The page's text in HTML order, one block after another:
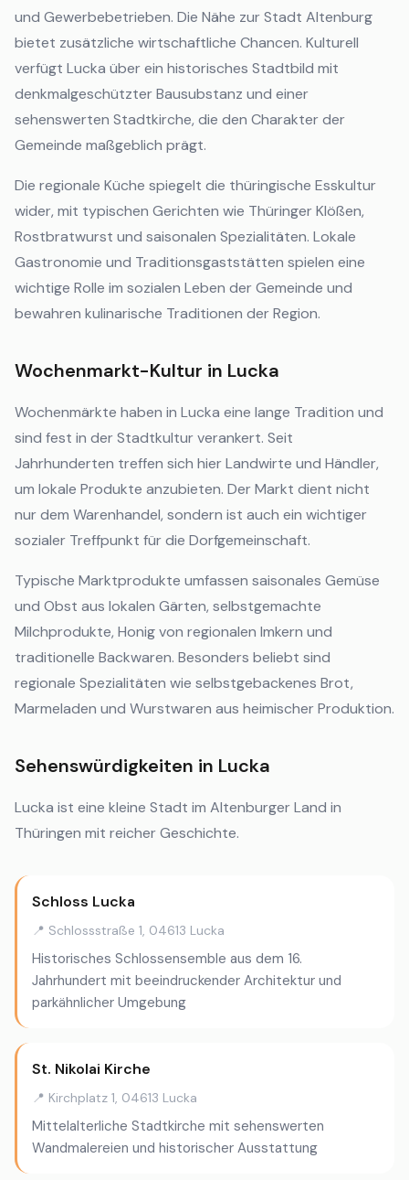
und Gewerbebetrieben. Die Nähe zur Stadt Altenburg
bietet zusätzliche wirtschaftliche Chancen. Kulturell
verfügt Lucka über ein historisches Stadtbild mit
denkmalgeschützter Bausubstanz und einer
sehenswerten Stadtkirche, die den Charakter der
Gemeinde maßgeblich prägt.
Die regionale Küche spiegelt die thüringische Esskultur
wider, mit typischen Gerichten wie Thüringer Klößen,
Rostbratwurst und saisonalen Spezialitäten. Lokale
Gastronomie und Traditionsgaststätten spielen eine
wichtige Rolle im sozialen Leben der Gemeinde und
bewahren kulinarische Traditionen der Region.
Wochenmarkt-Kultur in Lucka
Wochenmärkte haben in Lucka eine lange Tradition und
sind fest in der Stadtkultur verankert. Seit
Jahrhunderten treffen sich hier Landwirte und Händler,
um lokale Produkte anzubieten. Der Markt dient nicht
nur dem Warenhandel, sondern ist auch ein wichtiger
sozialer Treffpunkt für die Dorfgemeinschaft.
Typische Marktprodukte umfassen saisonales Gemüse
und Obst aus lokalen Gärten, selbstgemachte
Milchprodukte, Honig von regionalen Imkern und
traditionelle Backwaren. Besonders beliebt sind
regionale Spezialitäten wie selbstgebackenes Brot,
Marmeladen und Wurstwaren aus heimischer Produktion.
Sehenswürdigkeiten in Lucka
Lucka ist eine kleine Stadt im Altenburger Land in
Thüringen mit reicher Geschichte.
Schloss Lucka
📍 Schlossstraße 1, 04613 Lucka
Historisches Schlossensemble aus dem 16.
Jahrhundert mit beeindruckender Architektur und
parkähnlicher Umgebung
St. Nikolai Kirche
📍 Kirchplatz 1, 04613 Lucka
Mittelalterliche Stadtkirche mit sehenswerten
Wandmalereien und historischer Ausstattung